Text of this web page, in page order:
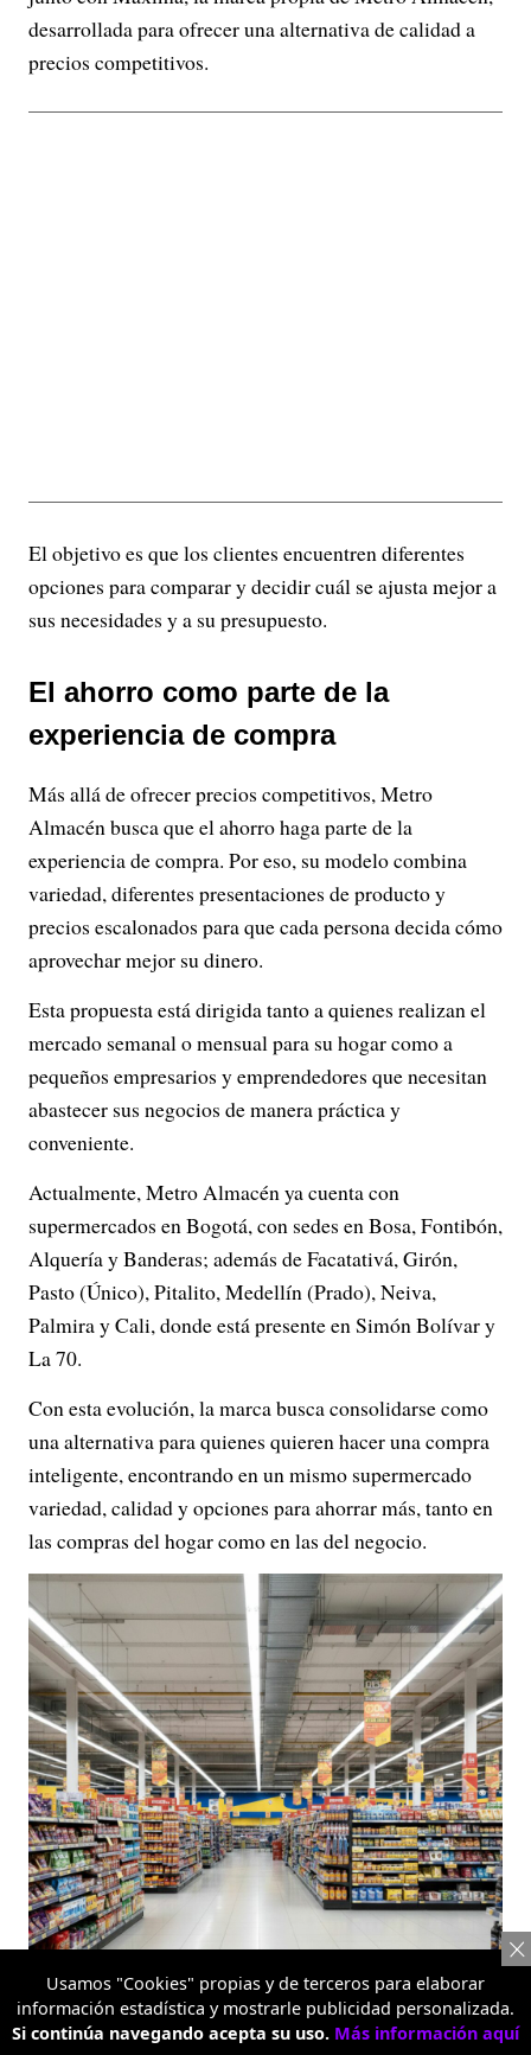
desarrollada para ofrecer una alternativa de calidad a
precios competitivos.
El objetivo es que los clientes encuentren diferentes
opciones para comparar y decidir cuál se ajusta mejor a
sus necesidades y a su presupuesto.
El ahorro como parte de la
experiencia de compra
Más allá de ofrecer precios competitivos, Metro
Almacén busca que el ahorro haga parte de la
experiencia de compra. Por eso, su modelo combina
variedad, diferentes presentaciones de producto y
precios escalonados para que cada persona decida cómo
aprovechar mejor su dinero.
Esta propuesta está dirigida tanto a quienes realizan el
mercado semanal o mensual para su hogar como a
pequeños empresarios y emprendedores que necesitan
abastecer sus negocios de manera práctica y
conveniente.
Actualmente, Metro Almacén ya cuenta con
supermercados en Bogotá, con sedes en Bosa, Fontibón,
Alquería y Banderas; además de Facatativá, Girón,
Pasto (Único), Pitalito, Medellín (Prado), Neiva,
Palmira y Cali, donde está presente en Simón Bolívar y
La 70.
Con esta evolución, la marca busca consolidarse como
una alternativa para quienes quieren hacer una compra
inteligente, encontrando en un mismo supermercado
variedad, calidad y opciones para ahorrar más, tanto en
las compras del hogar como en las del negocio.
Usamos "Cookies" propias y de terceros para elaborar
información estadística y mostrarle publicidad personalizada.
Si continúa navegando acepta su uso. Más información aquí